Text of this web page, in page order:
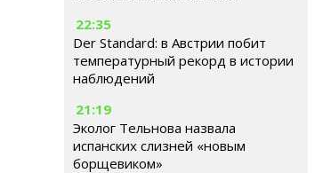
22:35
Der Standard: в Австрии побит
температурный рекорд в истории
наблюдений
21:19
Эколог Тельнова назвала
испанских слизней «новым
борщевиком»